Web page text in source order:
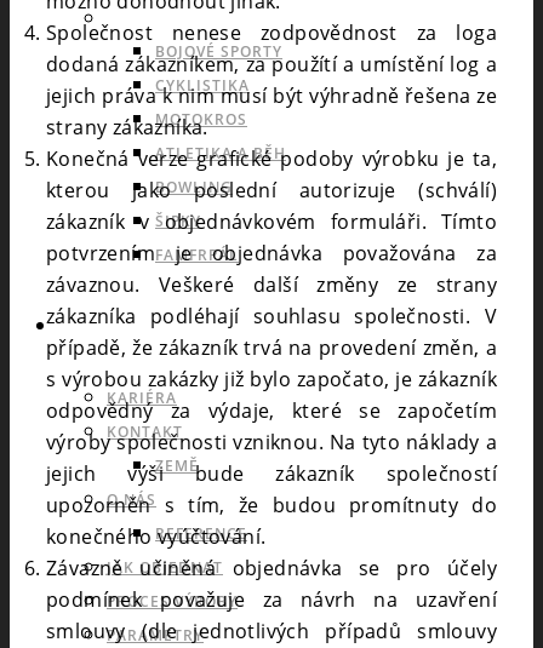
INDIVIDUÁLNÍ A OSTATNÍ SPORTY
BOJOVÉ SPORTY
CYKLISTIKA
MOTOKROS
ATLETIKA A BĚH
BOWLING
ŠIPKY
FAMFRPÁL
INFO
KARIÉRA
KONTAKT
ZEMĚ
O NÁS
REFERENCE
JAK OBJEDNAT
PROCES VÝROBY
PARAMETRY
Společnost nenese zodpovědnost za loga
dodaná zákazníkem, za použítí a umístění log a
jejich práva k nim musí být výhradně řešena ze
strany zákazníka.
Konečná verze grafické podoby výrobku je ta,
kterou jako poslední autorizuje (schválí)
zákazník v objednávkovém formuláři. Tímto
potvrzením je objednávka považována za
závaznou. Veškeré další změny ze strany
zákazníka podléhají souhlasu společnosti. V
případě, že zákazník trvá na provedení změn, a
s výrobou zakázky již bylo započato, je zákazník
odpovědný za výdaje, které se započetím
výroby společnosti vzniknou. Na tyto náklady a
jejich výši bude zákazník společností
upozorněn s tím, že budou promítnuty do
konečného vyúčtování.
Závazně učiněná objednávka se pro účely
podmínek považuje za návrh na uzavření
smlouvy (dle jednotlivých případů smlouvy